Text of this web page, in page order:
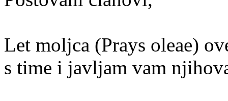
Let moljca (Prays oleae)
s time i javljam vam